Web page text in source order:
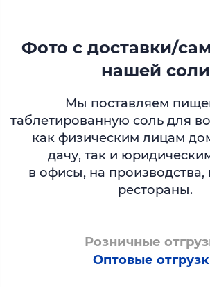
Фото с доставки/
нашей соли
Мы поставляем
таблетированную соль для
как физическим лицам
дачу, так и
в офисы, на производства,
рестораны.
Розничные
Оптовые